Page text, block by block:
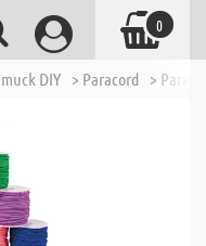
DIY > Paracord >
0